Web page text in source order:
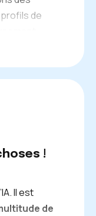
de
place.
!
Il est
de